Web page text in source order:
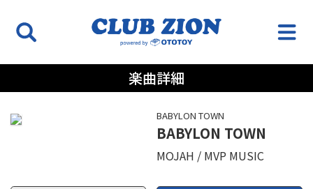
楽曲詳細
BABYLON TOWN
BABYLON TOWN
MOJAH MVP MUSIC